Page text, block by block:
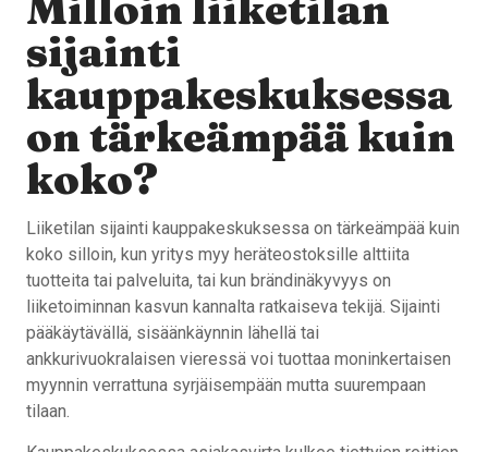
sijainti
kauppakeskuksessa
on tärkeämpää kuin
koko?
Liiketilan sijainti kauppakeskuksessa on tärkeämpää kuin
koko silloin, kun yritys myy heräteostoksille alttiita
tuotteita tai palveluita, tai kun brändinäkyvyys on
liiketoiminnan kasvun kannalta ratkaiseva tekijä. Sijainti
pääkäytävällä, sisäänkäynnin lähellä tai
ankkurivuokralaisen vieressä voi tuottaa moninkertaisen
myynnin verrattuna syrjäisempään mutta suurempaan
tilaan.